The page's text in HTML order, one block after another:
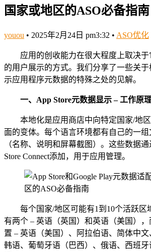
国家或地区的ASO必备指南
youou • 2025年2月24日 pm3:32 • ASO优化
应用的创收能力在很大程度上取决
的用户展示的方式。我们分享了一些关
示应用程序元数据的特殊之处的见解。
一、 App Store元数据显示 – 工作原
本地化是应用商店中向特定国家/地
面的变体。每个语言环境都有自己的一
（名称、说明和屏幕截图）。这些数据
Store Connect添加，用于应用管理。
每个国家/地区可能有1到10个活跃区
有两个 – 英语（英国）和英语（美国）
置 – 英语（美国）、阿拉伯语、简体中文
韩语、葡萄牙语（巴西）、俄语、西班